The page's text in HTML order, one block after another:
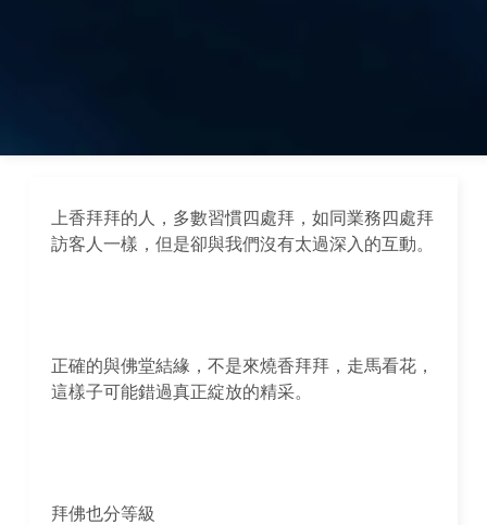
上香拜拜的人，多數習慣四處拜，如同業務四處拜
訪客人一樣，但是卻與我們沒有太過深入的互動。
正確的與佛堂結緣，不是來燒香拜拜，走馬看花，
這樣子可能錯過真正綻放的精采。
拜佛也分等級